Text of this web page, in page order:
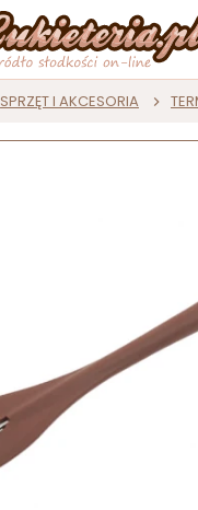
SPRZĘT I AKCESORIA